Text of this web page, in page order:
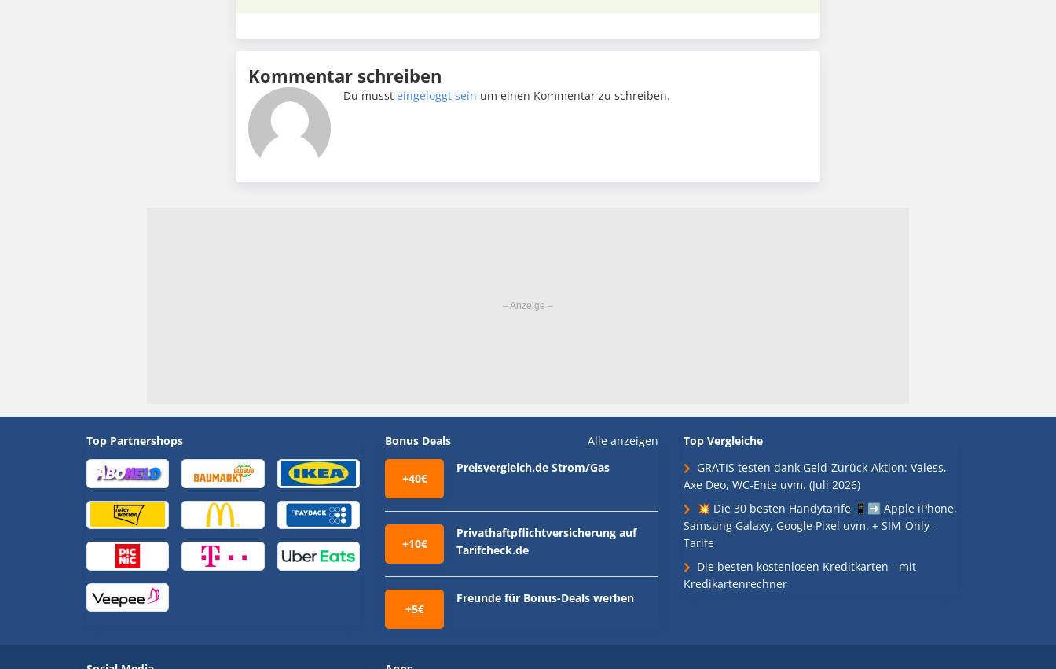
Kommentar schreiben
Du mussteingeloggt sein um einen Kommentar zu schreiben.
Top Partnershops Bonus Deals Alle anzeigen
+40€
Preisvergleich.de Strom/Gas
+10€
Privathaftpflichtversicherung auf
Tarifcheck.de
+5€
Freunde für Bonus-Deals werben
Top Vergleiche
GRATIS testen dank Geld-Zurück-Aktion: Valess,
Axe Deo, WC-Ente uvm. (Juli 2026)
💥 Die 30 besten Handytarife 📱➡️ Apple iPhone,
Samsung Galaxy, Google Pixel uvm. + SIM-Only-
Tarife
Die besten kostenlosen Kreditkarten - mit
Kredikartenrechner